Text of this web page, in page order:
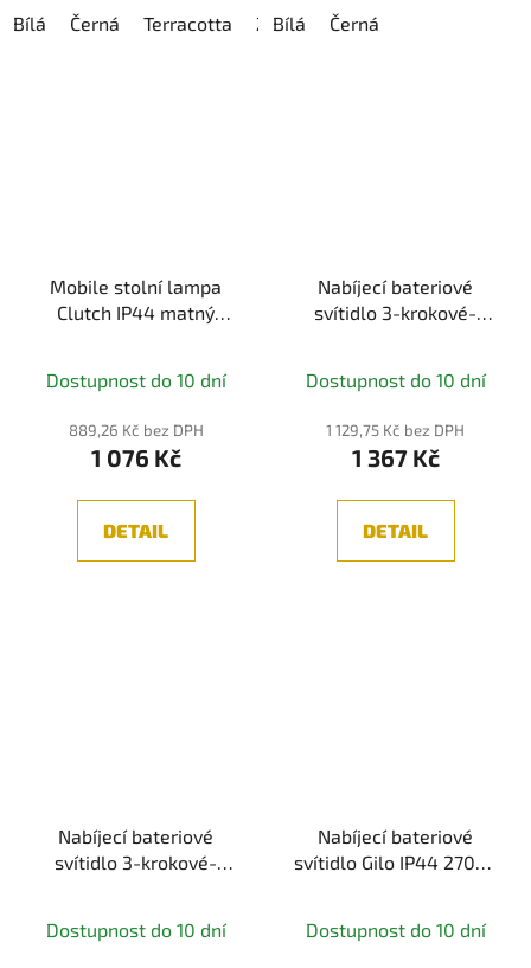
Bílá Černá Terracotta Zelená
Bílá Černá
Mobile stolní lampa
Clutch IP44 matný
Dostupnost do 10 dní
889,26 Kč bez DPH
1 076 Kč
DETAIL
Nabíjecí bateriové
svítidlo 3-krokové-
Dostupnost do 10 dní
1 129,75 Kč bez DPH
1 367 Kč
DETAIL
Nabíjecí bateriové
svítidlo 3-krokové-
PAULMANN
Dostupnost do 10 dní
Nabíjecí bateriové
svítidlo Gilo IP44 2700K
Dostupnost do 10 dní